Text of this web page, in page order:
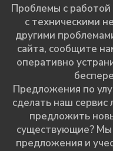
Проблемы с работой
с техническими
другими
сайта, сообщите
оперативно
Предложения по
сделать наш
предложить
существующие?
предложения и